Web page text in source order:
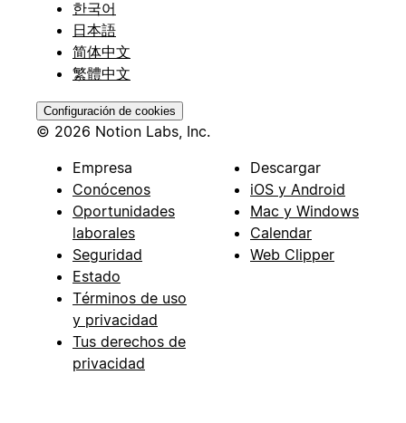
한국어
日本語
简体中文
繁體中文
Configuración de cookies
© 2026 Notion Labs, Inc.
Empresa
Conócenos
Oportunidades
laborales
Seguridad
Estado
Términos de uso
y privacidad
Tus derechos de
privacidad
Descargar
iOS y Android
Mac y Windows
Calendar
Web Clipper